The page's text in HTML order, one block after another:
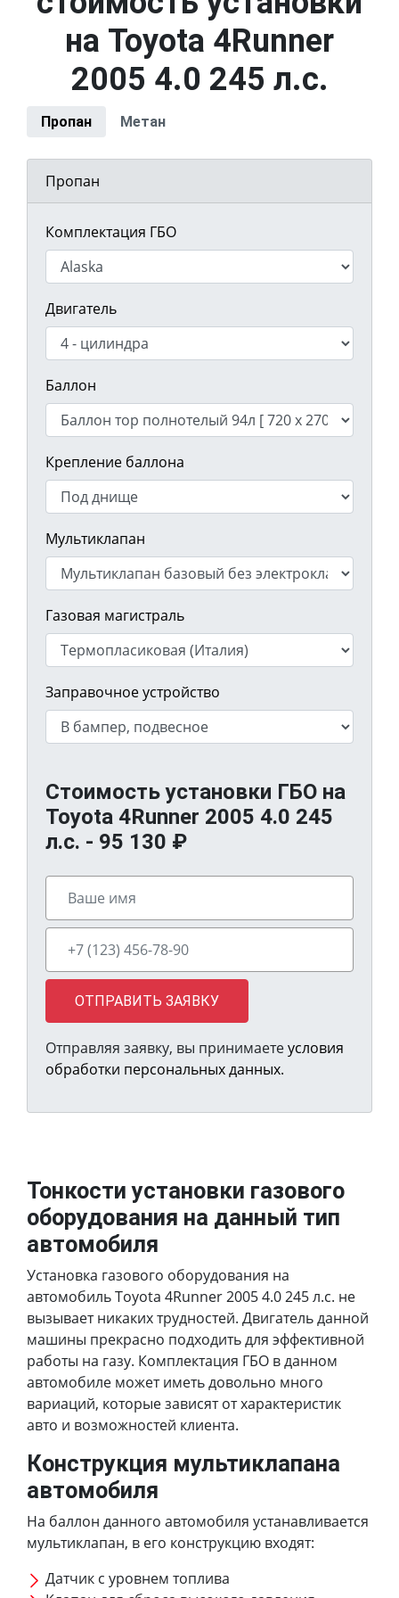
на Toyota 4Runner
2005 4.0 245 л.с.
Пропан Метан
Пропан
Комплектация ГБО
Двигатель
Баллон
Крепление баллона
Мультиклапан
Газовая магистраль
Заправочное устройство
Стоимость установки ГБО на
Toyota 4Runner 2005 4.0 245
л.с. - 95 130 ₽
ОТПРАВИТЬ ЗАЯВКУ
Отправляя заявку, вы принимаетеусловия
обработки персональных данных.
Тонкости установки газового
оборудования на данный тип
автомобиля
Установка газового оборудования на
автомобиль Toyota 4Runner 2005 4.0 245 л.с. не
вызывает никаких трудностей. Двигатель данной
машины прекрасно подходить для эффективной
работы на газу. Комплектация ГБО в данном
автомобиле может иметь довольно много
вариаций, которые зависят от характеристик
авто и возможностей клиента.
Конструкция мультиклапана
автомобиля
На баллон данного автомобиля устанавливается
мультиклапан, в его конструкцию входят:
Датчик с уровнем топлива